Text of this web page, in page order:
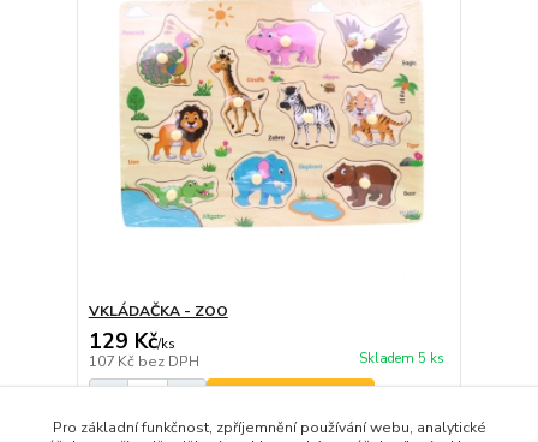
VKLÁDAČKA - ZOO
129 Kč/ks
107 Kč bez DPH Skladem 5 ks
Pro základní funkčnost, zpříjemnění používání webu, analytické